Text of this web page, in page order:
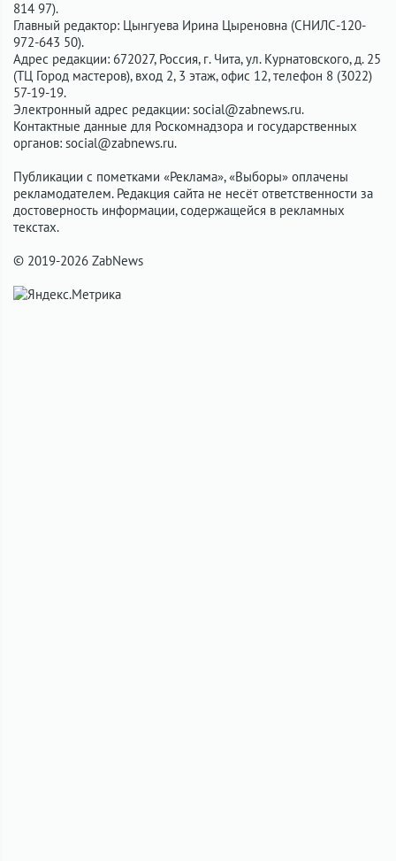
814 97).
Главный редактор: Цынгуева Ирина Цыреновна (СНИЛС-120-
972-643 50).
Адрес редакции: 672027, Россия, г. Чита, ул. Курнатовского, д. 25
(ТЦ Город мастеров), вход 2, 3 этаж, офис 12, телефон 8 (3022)
57-19-19.
Электронный адрес редакции: social@zabnews.ru.
Контактные данные для Роскомнадзора и государственных
органов: social@zabnews.ru.
Публикации с пометками «Реклама», «Выборы» оплачены
рекламодателем. Редакция сайта не несёт ответственности за
достоверность информации, содержащейся в рекламных
текстах.
© 2019-2026 ZabNews